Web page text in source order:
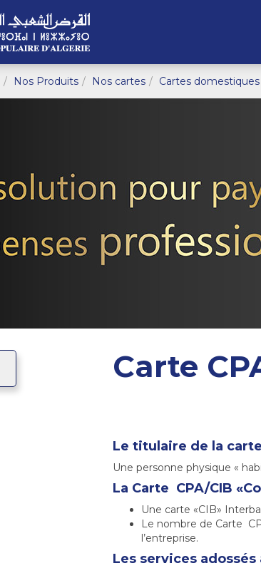
Nos Produits Nos cartes Cartes domestiques
Carte
Le titulaire de la
Une personne physique «
La Carte CPA/CIB
Une carte «CIB»
Le nombre de Carte
l’entreprise.
Les services adossés